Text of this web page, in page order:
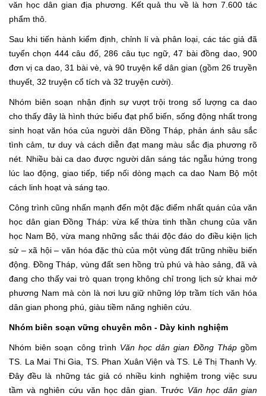
văn học dân gian địa phương. Kết quả thu về là hơn 7.600 tác
phẩm thô.
Sau khi tiến hành kiểm định, chỉnh lí và phân loại, các tác giả đã
tuyển chọn 444 câu đố, 286 câu tục ngữ, 47 bài đồng dao, 900
đơn vị ca dao, 31 bài vè, và 90 truyện kể dân gian (gồm 26 truyền
thuyết, 32 truyện cổ tích và 32 truyện cười).
Nhóm biên soạn nhận định sự vượt trội trong số lượng ca dao
cho thấy đây là hình thức biểu đạt phổ biến, sống động nhất trong
sinh hoạt văn hóa của người dân Đồng Tháp, phản ánh sâu sắc
tình cảm, tư duy và cách diễn đạt mang màu sắc địa phương rõ
nét. Nhiều bài ca dao được người dân sáng tác ngẫu hứng trong
lúc lao động, giao tiếp, tiếp nối dòng mạch ca dao Nam Bộ một
cách linh hoạt và sáng tạo.
Công trình cũng nhấn mạnh đến một đặc điểm nhất quán của văn
học dân gian Đồng Tháp: vừa kế thừa tinh thần chung của văn
học Nam Bộ, vừa mang những sắc thái độc đáo do điều kiện lịch
sử – xã hội – văn hóa đặc thù của một vùng đất trũng nhiều biến
động. Đồng Tháp, vùng đất sen hồng trù phú và hào sảng, đã và
đang cho thấy vai trò quan trọng không chỉ trong lịch sử khai mở
phương Nam mà còn là nơi lưu giữ những lớp trầm tích văn hóa
dân gian phong phú, giàu tiềm năng nghiên cứu.
Nhóm biên soạn vững chuyên môn - Dày kinh nghiệm
Nhóm biên soạn công trình Văn học dân gian Đồng Thápgồm
TS. La Mai Thi Gia, TS. Phan Xuân Viện và TS. Lê Thị Thanh Vy.
Đây đều là những tác giả có nhiều kinh nghiệm trong việc sưu
tầm và nghiên cứu văn học dân gian. Trước Văn học dân gian